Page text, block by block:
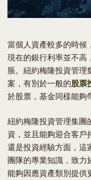
當個人資產較多的時候
現在的銀行利率並不高
脹。紐約梅隆投資管理
案，有別於一般的股票
於股票，基金同樣能夠
紐約梅隆投資管理集團
資，並且能夠迎合客戶
還是投資經驗方面，這
團隊的專業知識，致力
能夠因應資產類別提供